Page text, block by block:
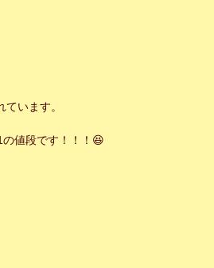
います。
値段です！！！😆